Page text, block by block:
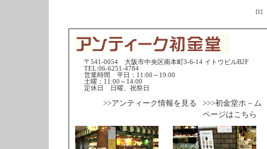
[1]
〒541-0054 大阪市中央区南本町3-6-14 イトウビルB2F
TEL:06-6251-4784
営業時間 平日：11:00～19:00
土曜：11:00～14:00
定休日 日曜、祝祭日
>>アンティーク情報を見る
>>>初金堂ホ－ム
ページはこちら